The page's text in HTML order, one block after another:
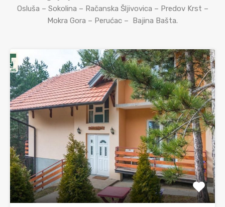
Osluša – Sokolina – Račanska Šljivovica – Predov Krst –
Mokra Gora – Perućac – Bajina Bašta.